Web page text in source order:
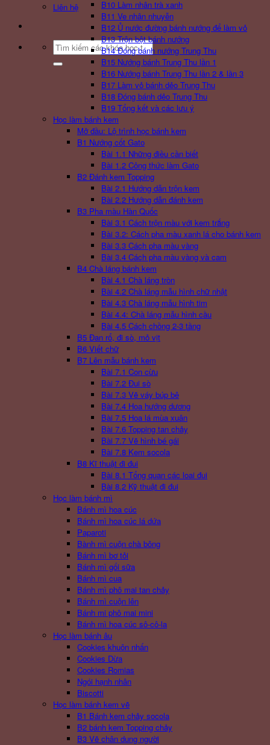
Liên hệ
Search
for:
B10 Làm nhân trà xanh
B11 Ve nhân nhuyễn
B12 Ủ nước đường bánh nướng để làm vỏ
B13 Trộn bột bánh nướng
B14 Đóng bánh nướng Trung Thu
B15 Nướng bánh Trung Thu lần 1
B16 Nướng bánh Trung Thu lần 2 & lần 3
B17 Làm vỏ bánh dẻo Trung Thu
B18 Đóng bánh dẻo Trung Thu
B19 Tổng kết và các lưu ý
Học làm bánh kem
Mở đầu: Lộ trình học bánh kem
B1 Nướng cốt Gato
Bài 1.1 Những điều cần biết
Bài 1.2 Công thức làm Gato
B2 Đánh kem Topping
Bài 2.1 Hướng dẫn trộn kem
Bài 2.2 Hướng dẫn đánh kem
B3 Pha màu Hàn Quốc
Bài 3.1 Cách trộn màu với kem trắng
Bài 3.2: Cách pha màu xanh lá cho bánh kem
Bài 3.3 Cách pha màu vàng
Bài 3.4 Cách pha màu vàng và cam
B4 Chà láng bánh kem
Bài 4.1 Chà láng tròn
Bài 4.2 Chà láng mẫu hình chữ nhật
Bài 4.3 Chà láng mẫu hình tim
Bài 4.4: Chà láng mẫu hình cầu
Bài 4.5 Cách chồng 2-3 tầng
B5 Đan rổ, đi sò, mỏ vịt
B6 Viết chữ
B7 Lên mẫu bánh kem
Bài 7.1 Con cừu
Bài 7.2 Đui sò
Bài 7.3 Vẽ váy búp bê
Bài 7.4 Hoa hướng dương
Bài 7.5 Hoa lá mùa xuân
Bài 7.6 Topping tan chảy
Bài 7.7 Vẽ hình bé gái
Bài 7.8 Kem socola
B8 Kĩ thuật đi đui
Bài 8.1 Tổng quan các loai đui
Bài 8.2 Kỹ thuật đi đui
Học làm bánh mì
Bánh mì hoa cúc
Bánh mì hoa cúc lá dứa
Paparoti
Bành mì cuộn chà bông
Bánh mì bơ tỏi
Bánh mì gối sữa
Bánh mì cua
Bánh mì phô mai tan chảy
Bánh mì cuộn lên
Bánh mi phô mai mini
Bánh mì hoa cúc sô-cô-la
Học làm bánh âu
Cookies khuôn nhấn
Cookies Dừa
Cookies Romias
Ngói hạnh nhân
Biscotti
Học làm bánh kem vẽ
B1 Bánh kem chảy socola
B2 bánh kem Topping chảy
B3 Vẽ chân dung người